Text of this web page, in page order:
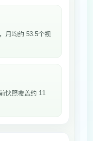
月均约 53.5个视
快照覆盖约 11